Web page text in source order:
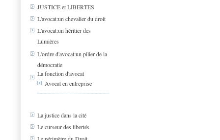
JUSTICE et LIBERTES
L'avocat:un chevalier du droit
L'avocat:un héritier des
Lumières
L'ordre d'avocat:un pilier de la
démocratie
La fonction d'avocat
Avocat en entreprise
La justice dans la cité
Le curseur des libertés